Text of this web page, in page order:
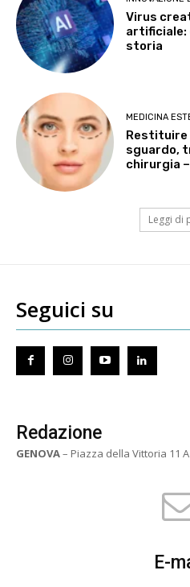
Virus
artificiale:
storia
MEDICINA
Restituire
sguardo,
chirurgia
Leggi di
Seguici su
Redazione
GENOVA– Piazza della Vittoria 11 A
E-